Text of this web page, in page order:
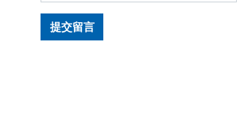
提交留言